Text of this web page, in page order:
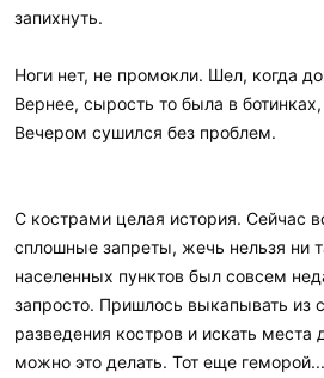
запихнуть.
Ноги нет, не промокли. Шел, когда
Вернее, сырость то была в
Вечером сушился без проблем.
С кострами целая история. Сейчас
сплошные запреты, жечь нельзя ни
населенных пунктов был совсем
запросто. Пришлось выкапывать из
разведения костров и искать места
можно это делать. Тот еще геморой...